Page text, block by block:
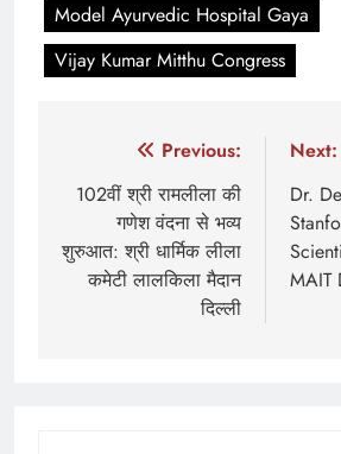
Model Ayurvedic Hospital Gaya
Vijay Kumar Mitthu Congress
navigation
Previous:
102वीं श्री रामलीला की
गणेश वंदना से भव्य
शुरुआत: श्री धार्मिक लीला
कमेटी लालकिला मैदान
दिल्ली
Next:
Dr.
MAIT